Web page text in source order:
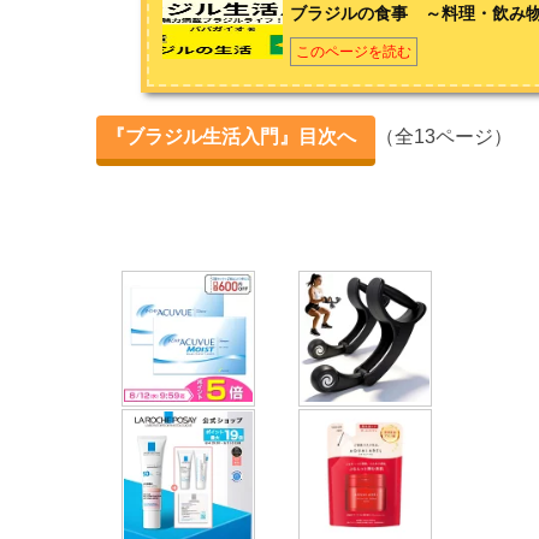
ブラジルの食事 ～料理・飲み物・お酒・デザート～
ブラジルの家 ～種類・造り・豆知識～
ブラジルの治安 ～注意点・安全対策～
4つの楽しみから理解するブラジル人の性格
5つの興味・関心から理解するブラジル人の性格
第3章 ブラジル生活をもっと楽しもう！
ブラジルのイベント6選 ～観光でも参加したい！～
ブラジルおすすめスポット4選 ～観光でも見たい！～
ブラジルの食事 ～料理・飲み
このページを読む
『ブラジル生活入門』目次へ （全13ページ）